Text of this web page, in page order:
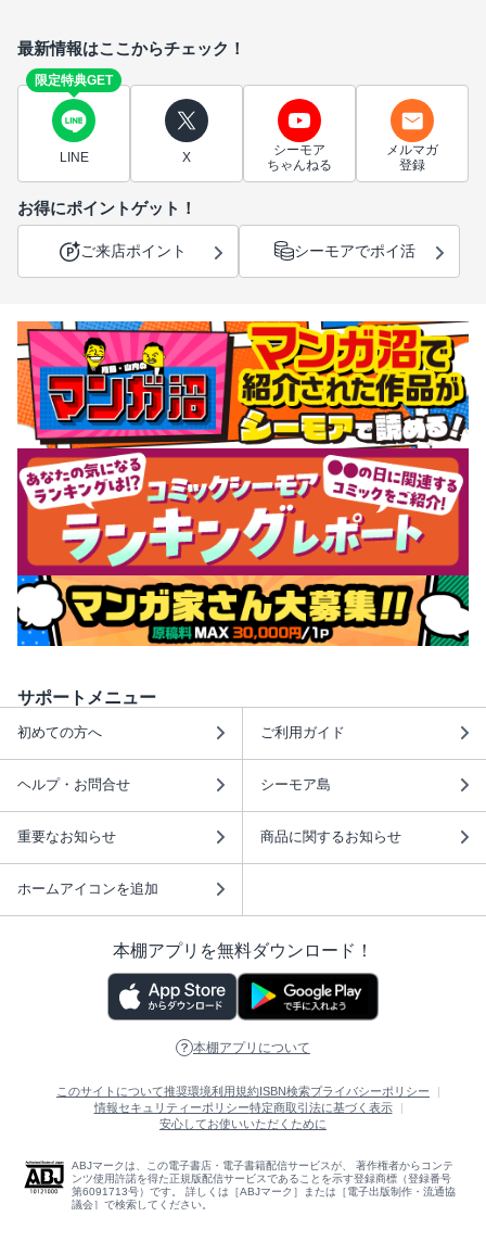
最新情報はここからチェック！
限定特典GET
LINE X
シーモア
ちゃんねる
メルマガ
登録
お得にポイントゲット！
ご来店ポイント シーモアでポイ活
サポートメニュー
初めての方へ ご利用ガイド
ヘルプ・お問合せ シーモア島
重要なお知らせ 商品に関するお知らせ
ホームアイコンを追加
本棚アプリを無料ダウンロード！
本棚アプリについて
このサイトについて推奨環境利用規約ISBN検索プライバシーポリシー
情報セキュリティーポリシー特定商取引法に基づく表示
安心してお使いいただくために
ABJマークは、この電子書店・電子書籍配信サービスが、 著作権者からコンテ
ンツ使用許諾を得た正規版配信サービスであることを示す登録商標（登録番号
第6091713号）です。 詳しくは［ABJマーク］または［電子出版制作・流通協
議会］で検索してください。